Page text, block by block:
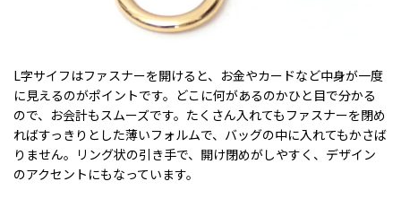
L字サイフはファスナーを開けると、お金やカードなど中身が一度
に見えるのがポイントです。どこに何があるのかひと目で分かる
ので、お会計もスムーズです。たくさん入れてもファスナーを閉め
ればすっきりとした薄いフォルムで、バッグの中に入れてもかさば
りません。リング状の引き手で、開け閉めがしやすく、デザイン
のアクセントにもなっています。